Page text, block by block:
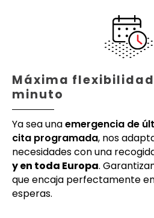
Máxima
minuto
Ya sea unaemergencia de
cita programada, nos
necesidades con una
y en toda Europa.
que encaja perfectamente
esperas.